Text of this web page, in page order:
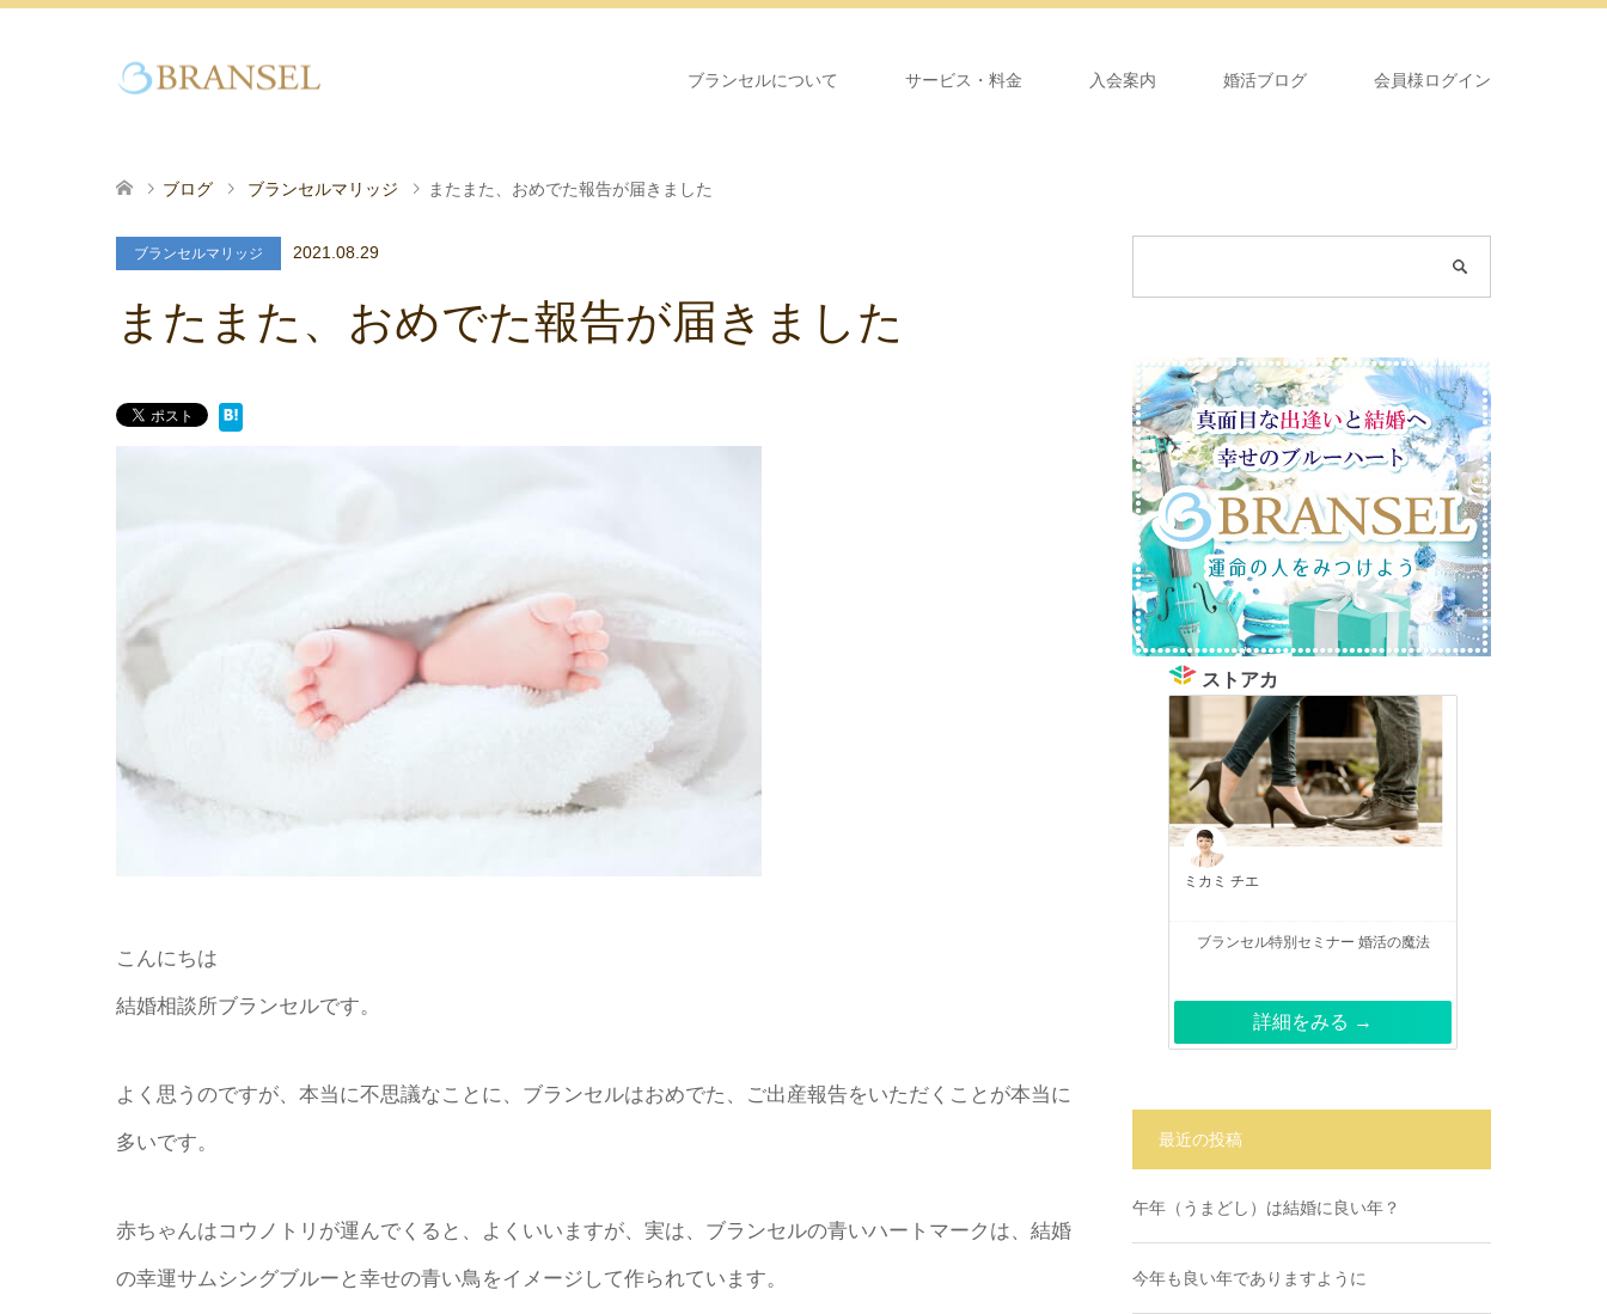
ブランセルについて サービス・料金 入会案内 婚活ブログ 会員様ログイン
ブログ ブランセルマリッジ またまた、おめでた報告が届きました
ブランセルマリッジ 2021.08.29
またまた、おめでた報告が届きました
こんにちは
結婚相談所ブランセルです。
よく思うのですが、本当に不思議なことに、ブランセルはおめでた、ご出産報告をいただくことが本当に
多いです。
赤ちゃんはコウノトリが運んでくると、よくいいますが、実は、ブランセルの青いハートマークは、結婚
の幸運サムシングブルーと幸せの青い鳥をイメージして作られています。
ストアカ
ミカミ チエ
ブランセル特別セミナー 婚活の魔法
詳細をみる →
最近の投稿
午年（うまどし）は結婚に良い年？
今年も良い年でありますように